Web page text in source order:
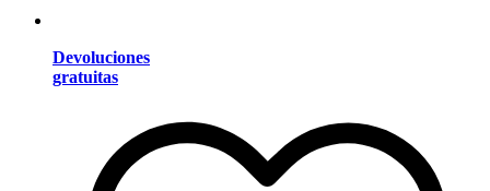
Devoluciones
gratuitas